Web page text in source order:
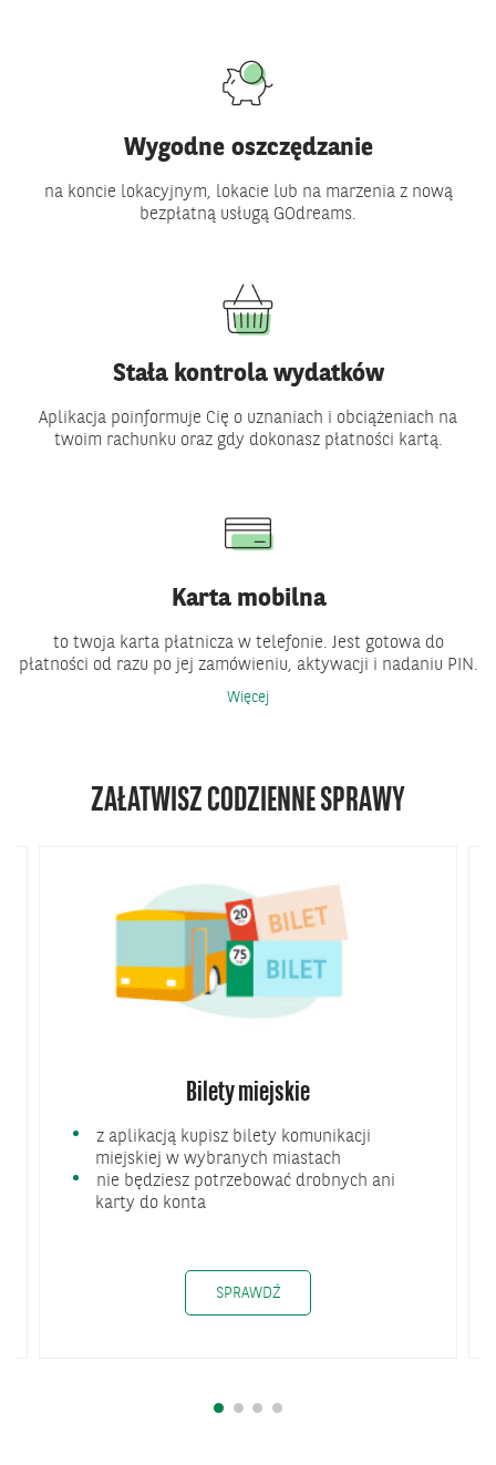
Wygodne oszczędzanie
na koncie lokacyjnym, lokacie lub na marzenia z nową
bezpłatną usługą GOdreams.
Stała kontrola wydatków
Aplikacja poinformuje Cię o uznaniach i obciążeniach na
twoim rachunku oraz gdy dokonasz płatności kartą.
Karta mobilna
to twoja karta płatnicza w telefonie. Jest gotowa do
płatności od razu po jej zamówieniu, aktywacji i nadaniu PIN.
WięcejKarta
ZAŁATWISZ CODZIENNE SPRAWY
Bilety miejskie
z aplikacją kupisz bilety komunikacji
miejskiej w wybranych miastach
nie będziesz potrzebować drobnych ani
karty do konta
SPRAWDŹBILETY MIEJSKIE